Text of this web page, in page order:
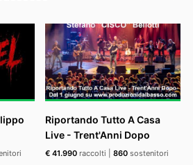
Riportando Tutto A Casa
Live - Trent'Anni Dopo
€ 41.990 raccolti 860 sostenitori